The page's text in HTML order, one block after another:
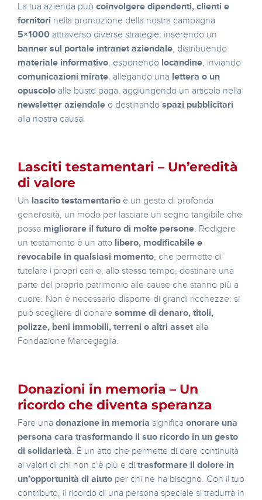
La tua azienda può coinvolgere dipendenti, clienti e
fornitori nella promozione della nostra campagna
5×1000 attraverso diverse strategie: inserendo un
banner sul portale intranet aziendale, distribuendo
materiale informativo, esponendo locandine, inviando
comunicazioni mirate, allegando una lettera o un
opuscolo alle buste paga, aggiungendo un articolo nella
newsletter aziendale o destinando spazi pubblicitari
alla nostra causa.
Lasciti testamentari – Un’eredità
di valore
Un lascito testamentario è un gesto di profonda
generosità, un modo per lasciare un segno tangibile che
possa migliorare il futuro di molte persone. Redigere
un testamento è un atto libero, modificabile e
revocabile in qualsiasi momento, che permette di
tutelare i propri cari e, allo stesso tempo, destinare una
parte del proprio patrimonio alle cause che stanno più a
cuore. Non è necessario disporre di grandi ricchezze: si
può scegliere di donare somme di denaro, titoli,
polizze, beni immobili, terreni o altri asset alla
Fondazione Marcegaglia.
Donazioni in memoria – Un
ricordo che diventa speranza
Fare una donazione in memoria significa onorare una
persona cara trasformando il suo ricordo in un gesto
di solidarietà. È un atto che permette di dare continuità
ai valori di chi non c’è più e di trasformare il dolore in
un’opportunità di aiuto per chi ne ha bisogno. Con il tuo
contributo, il ricordo di una persona speciale si tradurrà in